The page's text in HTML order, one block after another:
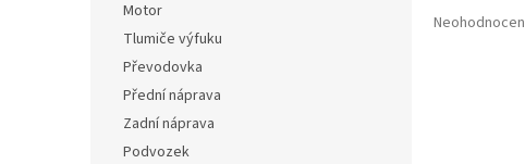
Motor
Tlumiče výfuku
Převodovka
Přední náprava
Zadní náprava
Podvozek
Průměrné